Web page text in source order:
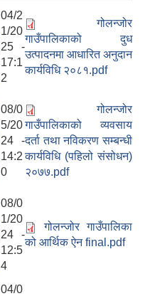
04/2
1/20
25 -
17:1
2
गोलन्जोर
गाउँपालिकाको दुध
उत्पादनमा आधारित अनुदान
कार्यविधि २०८१.pdf
08/0
5/20
24 -
14:2
0
गोलन्जोर
गाउँपालिकाको व्यवसाय
दर्ता तथा नविकरण सम्बन्धी
कार्यविधि (पहिलो संसोधन)
२०७७.pdf
08/0
1/20
24 -
12:5
4
गोलन्जोर गाउँपालिका
को आर्थिक ऐन final.pdf
04/0